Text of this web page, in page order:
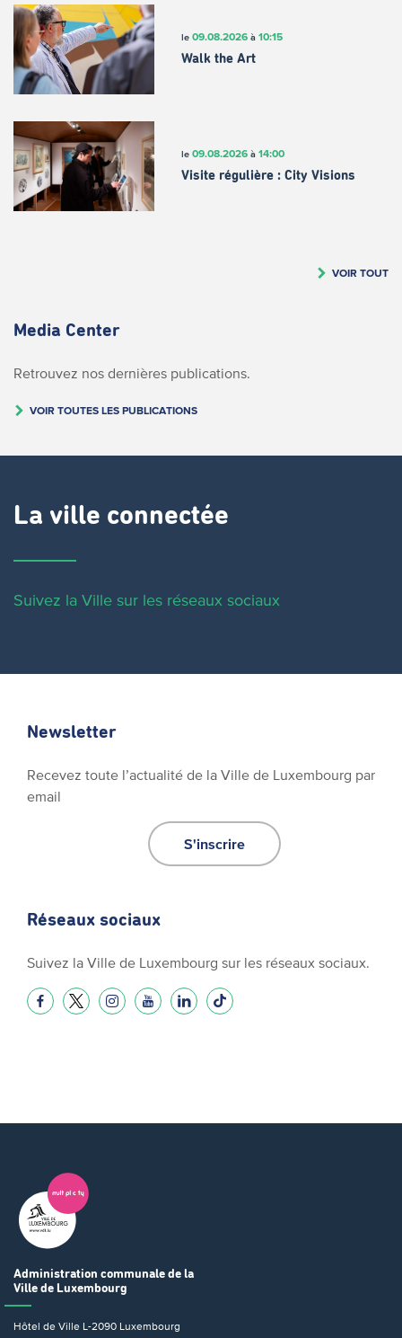
le 09.08.2026à 10:15
Walk the Art
le 09.08.2026à 14:00
Visite régulière : City Visions
VOIR TOUT
Media Center
Retrouvez nos dernières publications.
VOIR TOUTES LES PUBLICATIONS
La ville connectée
Suivez la Ville sur les réseaux sociaux
Newsletter
Recevez toute l’actualité de la Ville de Luxembourg par
email
S'inscrire
Réseaux sociaux
Suivez la Ville de Luxembourg sur les réseaux sociaux.
Administration communale de la
Ville de Luxembourg
Hôtel de Ville L-2090 Luxembourg